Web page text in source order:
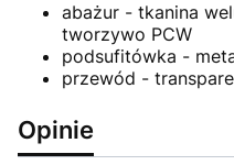
abażur - tkanina
tworzywo PCW
podsufitówka -
przewód -
Opinie